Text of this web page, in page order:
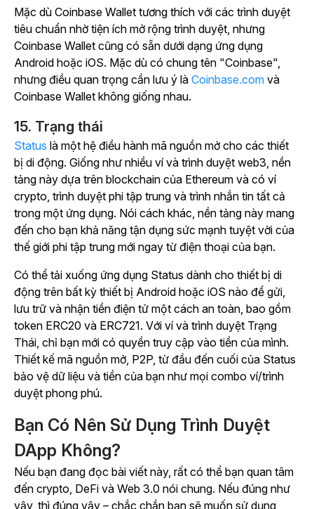
Mặc dù Coinbase Wallet tương thích với các trình duyệt
tiêu chuẩn nhờ tiện ích mở rộng trình duyệt, nhưng
Coinbase Wallet cũng có sẵn dưới dạng ứng dụng
Android hoặc iOS. Mặc dù có chung tên "Coinbase",
nhưng điều quan trọng cần lưu ý là Coinbase.com và
Coinbase Wallet không giống nhau.
15. Trạng thái
Status là một hệ điều hành mã nguồn mở cho các thiết
bị di động. Giống như nhiều ví và trình duyệt web3, nền
tảng này dựa trên blockchain của Ethereum và có ví
crypto, trình duyệt phi tập trung và trình nhắn tin tất cả
trong một ứng dụng. Nói cách khác, nền tảng này mang
đến cho bạn khả năng tận dụng sức mạnh tuyệt vời của
thế giới phi tập trung mới ngay từ điện thoại của bạn.
Có thể tải xuống ứng dụng Status dành cho thiết bị di
động trên bất kỳ thiết bị Android hoặc iOS nào để gửi,
lưu trữ và nhận tiền điện tử một cách an toàn, bao gồm
token ERC20 và ERC721. Với ví và trình duyệt Trạng
Thái, chỉ bạn mới có quyền truy cập vào tiền của mình.
Thiết kế mã nguồn mở, P2P, từ đầu đến cuối của Status
bảo vệ dữ liệu và tiền của bạn như mọi combo ví/trình
duyệt phong phú.
Bạn Có Nên Sử Dụng Trình Duyệt
DApp Không?
Nếu bạn đang đọc bài viết này, rất có thể bạn quan tâm
đến crypto, DeFi và Web 3.0 nói chung. Nếu đúng như
vậy, thì đúng vậy – chắc chắn bạn sẽ muốn sử dụng